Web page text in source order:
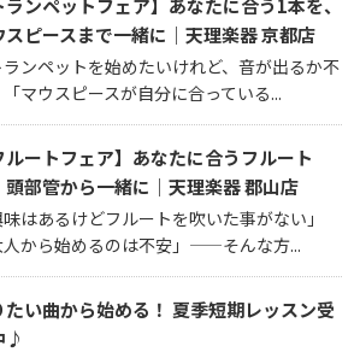
ランペットフェア】あなたに合う1本を、
スピースまで一緒に｜天理楽器 京都店
ランペットを始めたいけれど、音が出るか不
マウスピースが自分に合っている...
ルートフェア】あなたに合うフルート
頭部管から一緒に｜天理楽器 郡山店
味はあるけどフルートを吹いた事がない」
人から始めるのは不安」——そんな方...
たい曲から始める！ 夏季短期レッスン受
♪